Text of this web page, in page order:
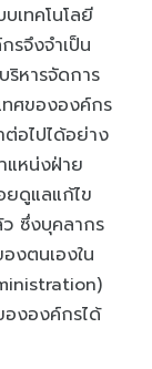
บเทคโนโลยี
รจึงจำเป็น
ริหารจัดการ
ศขององค์กร
ต่อไปได้อย่าง
แหน่งฝ่าย
ดูแลแก้ไข
ซึ่งบุคลากร
งตนเองใน
ององค์กรได้